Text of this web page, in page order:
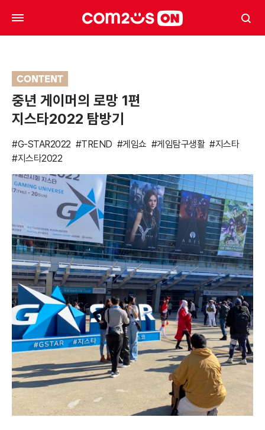
CONTENT
중년 게이머의 로망 1편
지스타2022 탐방기
#G-STAR2022 #TREND #게임쇼 #게임탐구생활 #지스타
#지스타2022